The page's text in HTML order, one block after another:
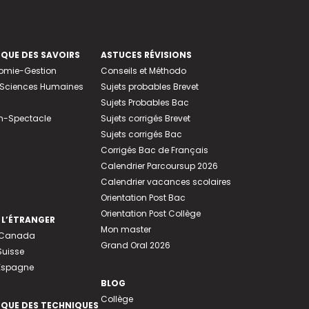
DES SAVOIRS
Gestion
Humaines
Spectacle
DES TECHNIQUES
ASTUCES RÉVISIONS
Conseils et Méthodo
Sujets probables Brevet
Sujets Probables Bac
Sujets corrigés Brevet
Sujets corrigés Bac
Corrigés Bac de Français
Calendrier Parcoursup 2026
Calendrier vacances scolaires
Orientation Post Bac
Orientation Post Collège
Mon master
Grand Oral 2026
BLOG
Collège